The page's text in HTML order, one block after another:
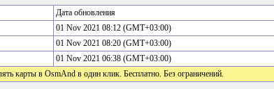
Дата обновления
01 Nov 2021 08:12 (GMT+03:00)
01 Nov 2021 08:20 (GMT+03:00)
01 Nov 2021 06:38 (GMT+03:00)
карты в OsmAnd в один клик. Бесплатно. Без ограничений.